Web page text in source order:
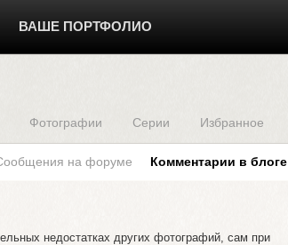
ВАШЕ ПОРТФОЛИО
Фотографии Серии Избранное
на форуме Комментарии в блоге
недостатках других фотографий, сам при